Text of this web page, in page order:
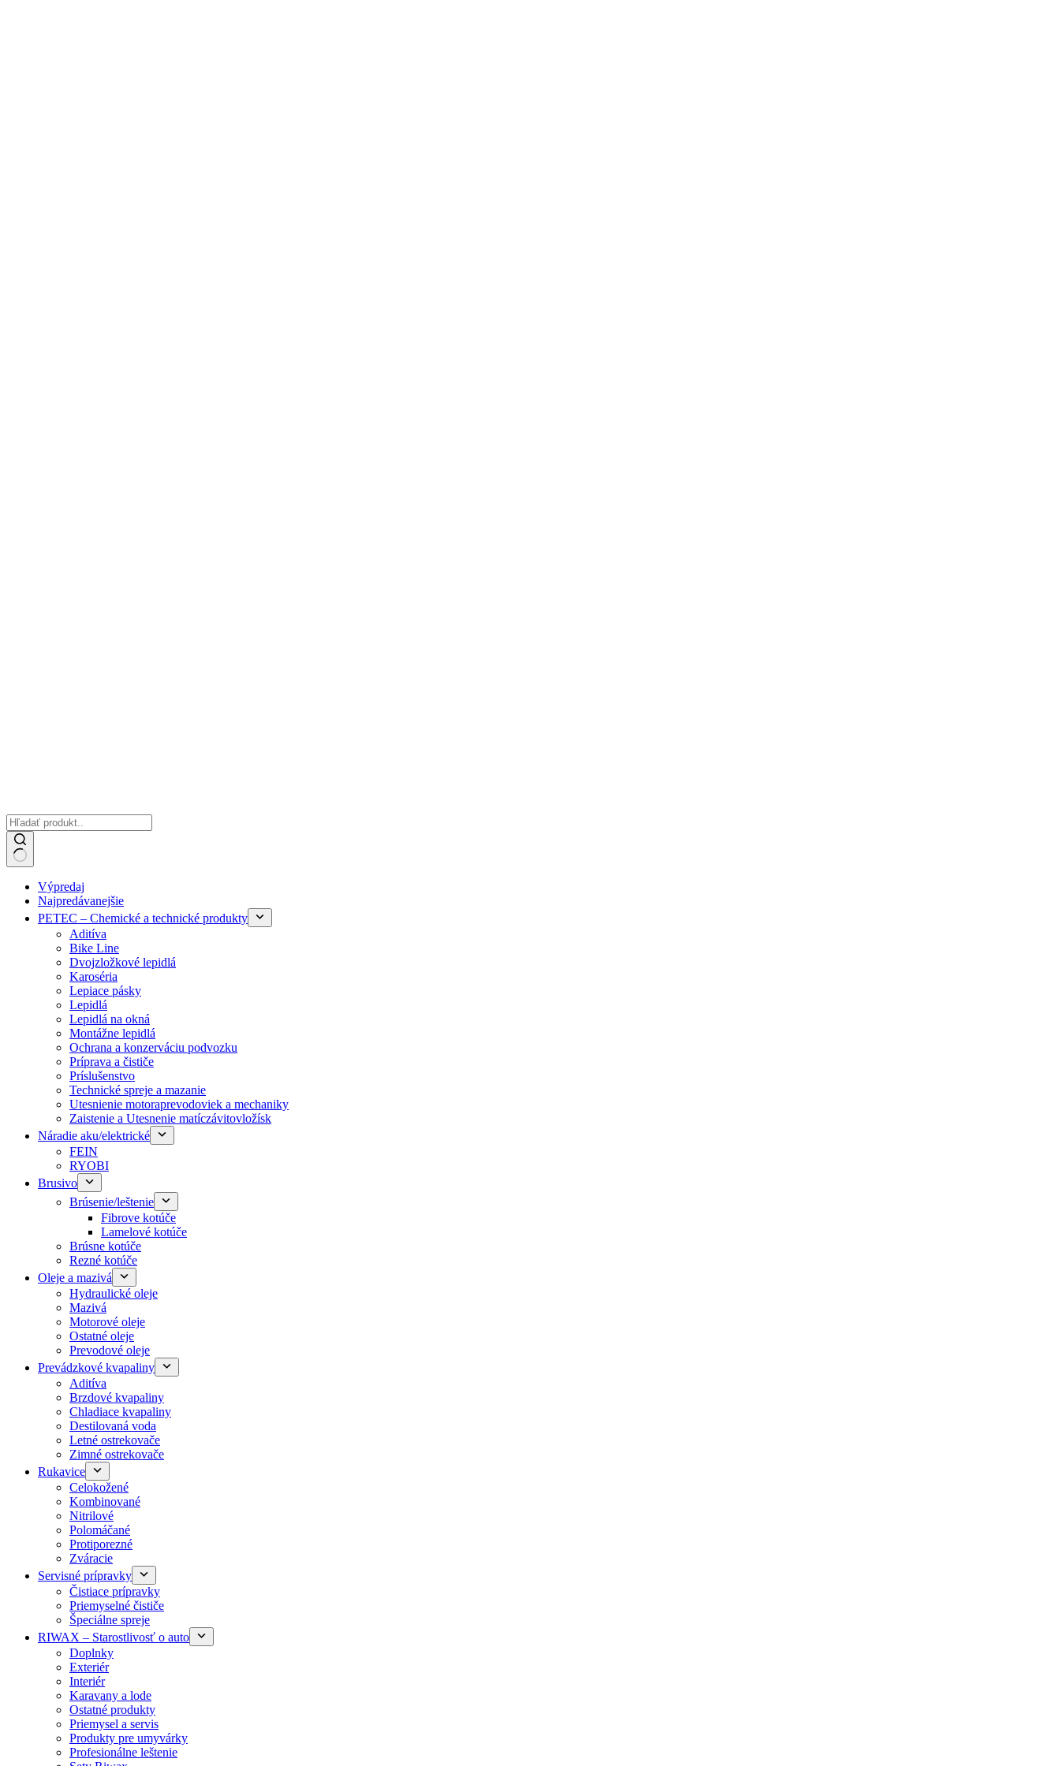
výsledkyVýpredaj
Najpredávanejšie
PETEC – Chemické a technické produkty
Aditíva
Bike Line
Dvojzložkové lepidlá
Karoséria
Lepiace pásky
Lepidlá
Lepidlá na okná
Montážne lepidlá
Ochrana a konzerváciu podvozku
Príprava a čističe
Príslušenstvo
Technické spreje a mazanie
Utesnienie motoraprevodoviek a mechaniky
Zaistenie a Utesnenie matíczávitovložísk
Náradie aku/elektrické
FEIN
RYOBI
Brusivo
Brúsenie/leštenie
Fibrove kotúče
Lamelové kotúče
Brúsne kotúče
Rezné kotúče
Oleje a mazivá
Hydraulické oleje
Mazivá
Motorové oleje
Ostatné oleje
Prevodové oleje
Prevádzkové kvapaliny
Aditíva
Brzdové kvapaliny
Chladiace kvapaliny
Destilovaná voda
Letné ostrekovače
Zimné ostrekovače
Rukavice
Celokožené
Kombinované
Nitrilové
Polomáčané
Protiporezné
Zváracie
Servisné prípravky
Čistiace prípravky
Priemyselné čističe
Špeciálne spreje
RIWAX – Starostlivosť o auto
Doplnky
Exteriér
Interiér
Karavany a lode
Ostatné produkty
Priemysel a servis
Produkty pre umyvárky
Profesionálne leštenie